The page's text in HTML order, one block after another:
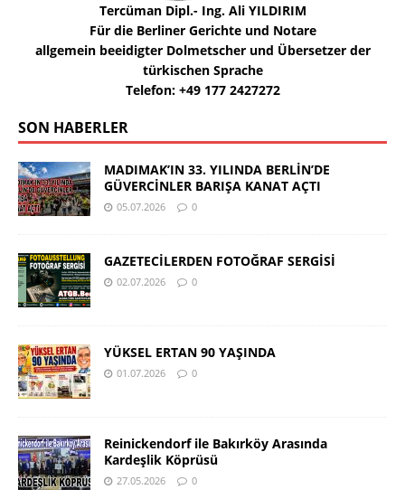
Tercüman Dipl.- Ing. Ali YILDIRIM
Für die Berliner Gerichte und Notare
allgemein beeidigter Dolmetscher und Übersetzer der
türkischen Sprache
Telefon: +49 177 2427272
SON HABERLER
MADIMAK’IN 33. YILINDA BERLİN’DE
GÜVERCİNLER BARIŞA KANAT AÇTI
05.07.2026 0
GAZETECİLERDEN FOTOĞRAF SERGİSİ
02.07.2026 0
YÜKSEL ERTAN 90 YAŞINDA
01.07.2026 0
Reinickendorf ile Bakırköy Arasında
Kardeşlik Köprüsü
27.05.2026 0